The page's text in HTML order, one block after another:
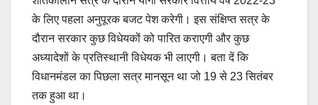
के लिए पहला अनुपूरक बजट पेश करेगी। इस संक्षिप्त सत्र के
दौरान सरकार कुछ विधेयकों को पारित कराएगी और कुछ
अध्यादेशों के प्रतिस्थानी विधेयक भी लाएगी। बता दें कि
विधानमंडल का पिछला सत्र मानसून था जो 19 से 23 सितंबर
तक हुआ था।